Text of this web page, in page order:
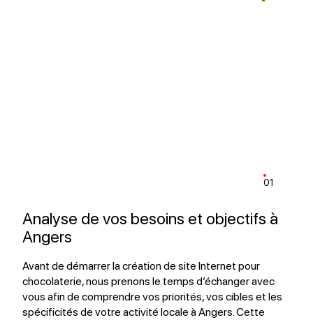
01
Analyse de vos besoins et objectifs à
Angers
Avant de démarrer la création de site Internet pour
chocolaterie, nous prenons le temps d’échanger avec
vous afin de comprendre vos priorités, vos cibles et les
spécificités de votre activité locale à Angers. Cette